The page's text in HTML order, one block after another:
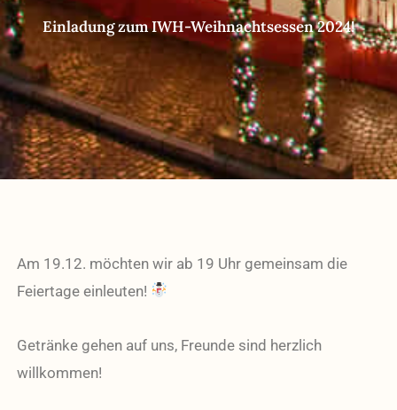
Einladung zum IWH-Weihnachtsessen 2024!
Am 19.12. möchten wir ab 19 Uhr gemeinsam die
Feiertage einleuten!
Getränke gehen auf uns, Freunde sind herzlich
willkommen!